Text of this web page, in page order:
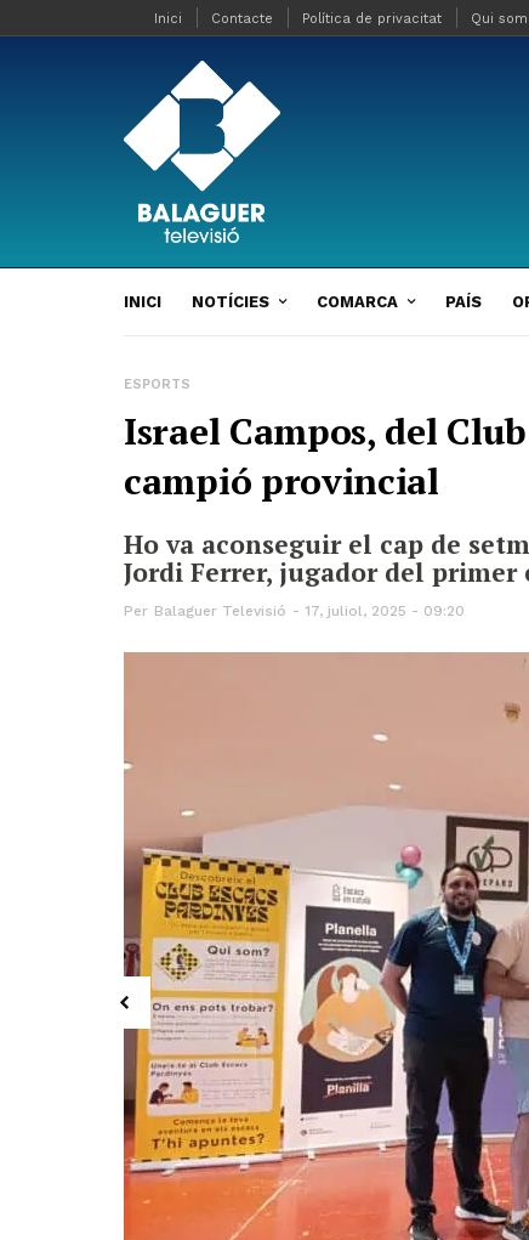
Inici Contacte Política de privacitat Qui som
INICI NOTÍCIES COMARCA PAÍS
ESPORTS
Israel Campos, del
campió provincial
Ho va aconseguir el cap de
Jordi Ferrer, jugador del
Per Balaguer Televisió 17, juliol, 2025 - 09:20